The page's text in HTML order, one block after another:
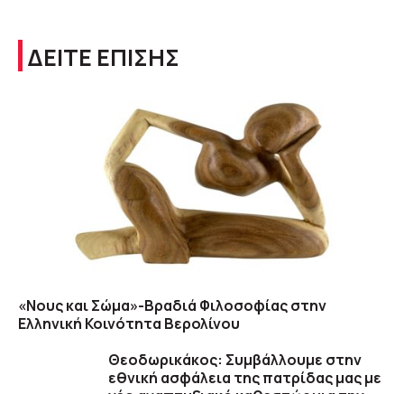
ΔΕΙΤΕ ΕΠΙΣΗΣ
«Νους και Σώμα»-Βραδιά Φιλοσοφίας στην
Ελληνική Κοινότητα Βερολίνου
Θεοδωρικάκος: Συμβάλλουμε στην
εθνική ασφάλεια της πατρίδας μας με